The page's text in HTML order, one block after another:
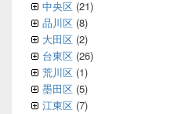
中央区 (21)
品川区 (8)
大田区 (2)
台東区 (26)
荒川区 (1)
墨田区 (5)
江東区 (7)